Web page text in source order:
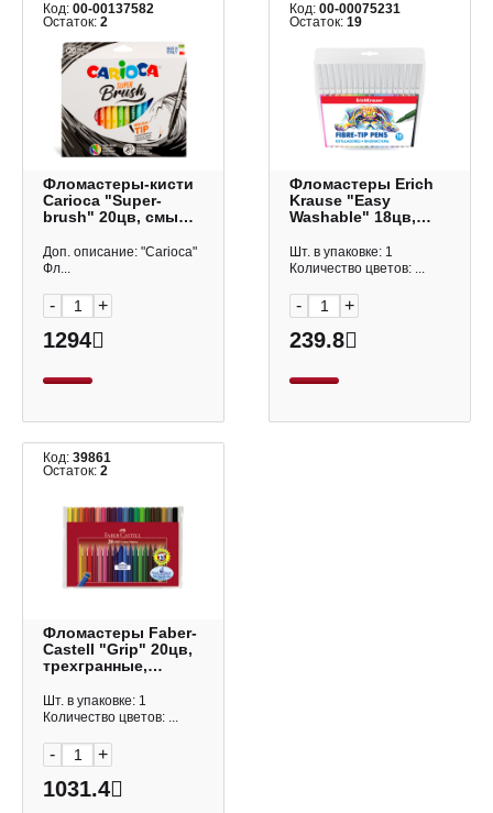
Код: 00-00137582
Остаток: 2
Фломастеры-кисти
Carioca "Super-
brush" 20цв, смыв.,
Доп. описание: "Carioca"
Фл...
- +
1294
Код:00-00075231
Остаток:19
Фломастеры Erich
Krause "Easy
Washable" 18цв,
Шт. в упаковке: 1
Количество цветов: ...
- +
239.8
Код: 39861
Остаток: 2
Фломастеры Faber-
Castell "Grip" 20цв,
трехгранные,
пластик.уп. 155320
Шт. в упаковке: 1
Количество цветов: ...
- +
1031.4